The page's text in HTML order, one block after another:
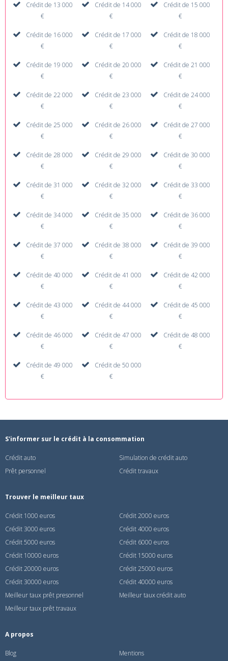
Crédit de 13 000
€
Crédit de 14 000
€
Crédit de 15 000
€
Crédit de 16 000
€
Crédit de 17 000
€
Crédit de 18 000
€
Crédit de 19 000
€
Crédit de 20 000
€
Crédit de 21 000
€
Crédit de 22 000
€
Crédit de 23 000
€
Crédit de 24 000
€
Crédit de 25 000
€
Crédit de 26 000
€
Crédit de 27 000
€
Crédit de 28 000
€
Crédit de 29 000
€
Crédit de 30 000
€
Crédit de 31 000
€
Crédit de 32 000
€
Crédit de 33 000
€
Crédit de 34 000
€
Crédit de 35 000
€
Crédit de 36 000
€
Crédit de 37 000
€
Crédit de 38 000
€
Crédit de 39 000
€
Crédit de 40 000
€
Crédit de 41 000
€
Crédit de 42 000
€
Crédit de 43 000
€
Crédit de 44 000
€
Crédit de 45 000
€
Crédit de 46 000
€
Crédit de 47 000
€
Crédit de 48 000
€
Crédit de 49 000
€
Crédit de 50 000
€
S'informer sur le crédit à la consommation
Crédit auto
Simulation de crédit auto
Prêt personnel
Crédit travaux
Trouver le meilleur taux
Crédit 1000 euros
Crédit 2000 euros
Crédit 3000 euros
Crédit 4000 euros
Crédit 5000 euros
Crédit 6000 euros
Crédit 10000 euros
Crédit 15000 euros
Crédit 20000 euros
Crédit 25000 euros
Crédit 30000 euros
Crédit 40000 euros
Meilleur taux prêt presonnel
Meilleur taux crédit auto
Meilleur taux prêt travaux
A propos
Blog Mentions